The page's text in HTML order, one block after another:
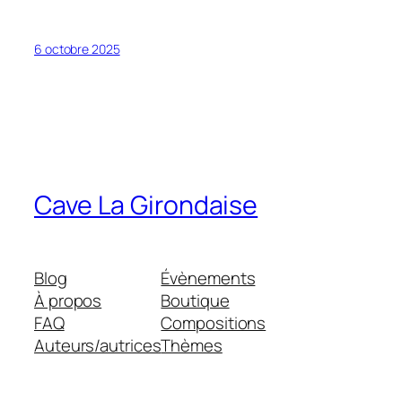
6 octobre 2025
Cave La Girondaise
Blog
À propos
FAQ
Auteurs/autrices
Évènements
Boutique
Compositions
Thèmes